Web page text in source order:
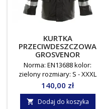
KURTKA
PRZECIWDESZCZOWA
GROSVENOR
Norma: EN13688 kolor:
zielony rozmiary: S - XXXL
Cena
140,00 zł
 Dodaj do koszyka